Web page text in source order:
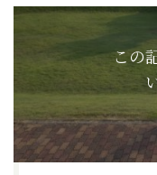
この